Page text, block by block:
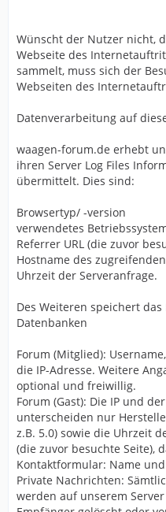
Wünscht der Nutzer nicht,
Webseite des
sammelt, muss sich der
Webseiten des
Datenverarbeitung auf
waagen-forum.de erhebt
ihren Server Log Files
übermittelt. Dies sind:
Browsertyp/ -version
verwendetes
Referrer URL (die zuvor
Hostname des
Uhrzeit der Serveranfrage.
Des Weiteren speichert
Datenbanken
Forum (Mitglied):
die IP-Adresse. Weitere
optional und freiwillig.
Forum (Gast): Die IP und
unterscheiden nur
z.B. 5.0) sowie die Uhrzeit
(die zuvor besuchte Seite),
Kontaktformular: Name
Private Nachrichten:
werden auf unserem